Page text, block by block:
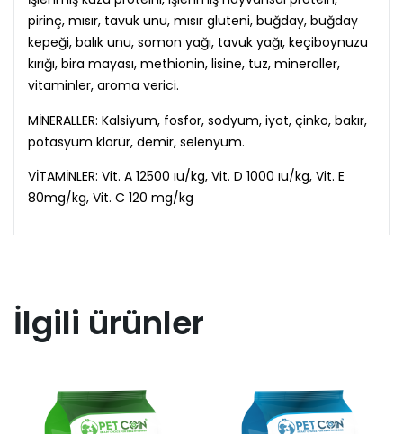
pirinç, mısır, tavuk unu, mısır gluteni, buğday, buğday
kepeği, balık unu, somon yağı, tavuk yağı, keçiboynuzu
kırığı, bira mayası, methionin, lisine, tuz, mineraller,
vitaminler, aroma verici.
MİNERALLER: Kalsiyum, fosfor, sodyum, iyot, çinko, bakır,
potasyum klorür, demir, selenyum.
VİTAMİNLER: Vit. A 12500 ıu/kg, Vit. D 1000 ıu/kg, Vit. E
80mg/kg, Vit. C 120 mg/kg
İlgili ürünler